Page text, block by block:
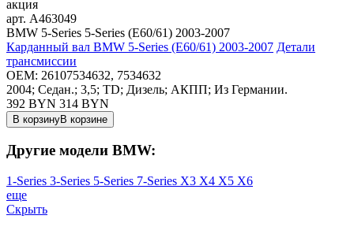
акция
арт. A463049
BMW 5-Series 5-Series (E60/61) 2003-2007
Карданный вал BMW 5-Series (E60/61) 2003-2007 Детали
трансмиссии
OEM: 26107534632, 7534632
2004; Седан.; 3,5; TD; Дизель; АКПП; Из Германии.
392 BYN 314 BYN
В корзинуВ корзине
Другие модели BMW:
1-Series 3-Series 5-Series 7-Series X3 X4 X5 X6
еще
Скрыть